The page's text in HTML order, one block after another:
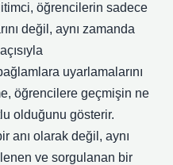
öğrencilerin sadece
değil, aynı zamanda
uyarlamalarını
öğrencilere geçmişin ne
olduğunu gösterir.
anı olarak değil, aynı
ve sorgulanan bir